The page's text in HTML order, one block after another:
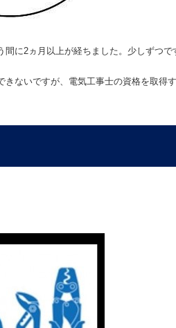
間に2ヵ月以上が経ちました。少しずつ
きないですが、電気工事士の資格を取得